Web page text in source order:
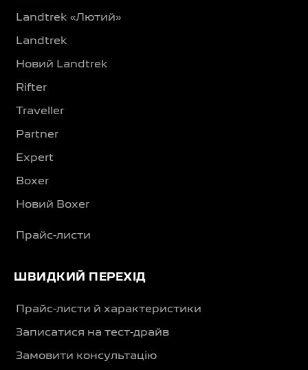
Landtrek «Лютий»
Landtrek
Новий Landtrek
Rifter
Traveller
Partner
Expert
Boxer
Новий Boxer
Прайс-листи
ШВИДКИЙ ПЕРЕХІД
Прайс-листи й характеристики
Записатися на тест-драйв
Замовити консультацію